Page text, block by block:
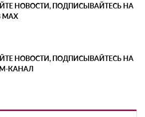
НОВОСТИ, ПОДПИСЫВАЙТЕСЬ НА
НОВОСТИ, ПОДПИСЫВАЙТЕСЬ НА
КАНАЛ